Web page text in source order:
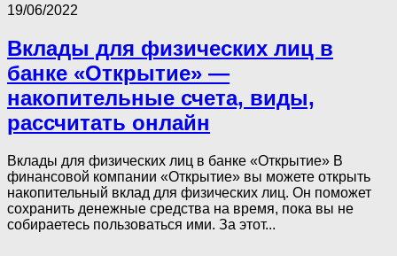
19/06/2022
Вклады для физических лиц в
банке «Открытие» —
накопительные счета, виды,
рассчитать онлайн
Вклады для физических лиц в банке «Открытие» В
финансовой компании «Открытие» вы можете открыть
накопительный вклад для физических лиц. Он поможет
сохранить денежные средства на время, пока вы не
собираетесь пользоваться ими. За этот...